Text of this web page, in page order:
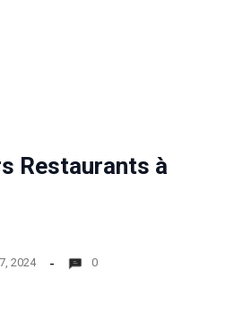
Restaurants à
2024 0